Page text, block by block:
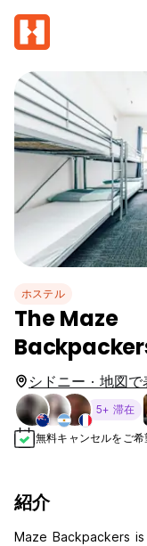
ホステル
The Maze
シドニー · 地図で
5+ 滞在
無料キャンセルをご希
紹介
Maze Backpackers